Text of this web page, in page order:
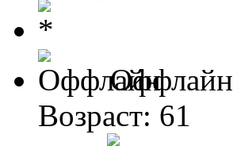
Оффлайн
Возраст: 61